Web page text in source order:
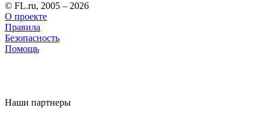
© FL.ru, 2005 – 2026
О проекте
Правила
Безопасность
Помощь
Наши партнеры